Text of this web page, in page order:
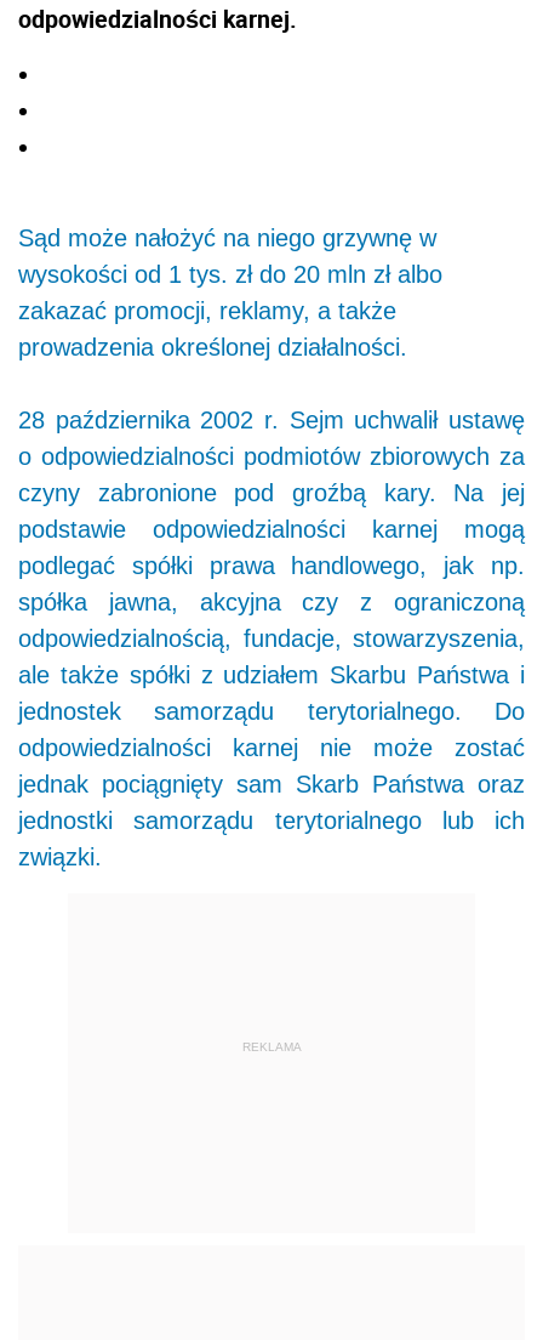
odpowiedzialności karnej.
Sąd może nałożyć na niego grzywnę w
wysokości od 1 tys. zł do 20 mln zł albo
zakazać promocji, reklamy, a także
prowadzenia określonej działalności.
28 października 2002 r. Sejm uchwalił ustawę
o odpowiedzialności podmiotów zbiorowych za
czyny zabronione pod groźbą kary. Na jej
podstawie odpowiedzialności karnej mogą
podlegać spółki prawa handlowego, jak np.
spółka jawna, akcyjna czy z ograniczoną
odpowiedzialnością, fundacje, stowarzyszenia,
ale także spółki z udziałem Skarbu Państwa i
jednostek samorządu terytorialnego. Do
odpowiedzialności karnej nie może zostać
jednak pociągnięty sam Skarb Państwa oraz
jednostki samorządu terytorialnego lub ich
związki.
REKLAMA